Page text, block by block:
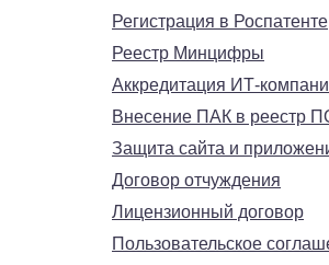
Регистрация в Роспатенте
Реестр Минцифры
Аккредитация ИТ-
Внесение ПАК в реестр
Защита сайта и
Договор отчуждения
Лицензионный договор
Пользовательское